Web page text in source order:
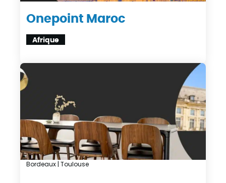
Onepoint Maroc
Afrique
Bordeaux | Toulouse